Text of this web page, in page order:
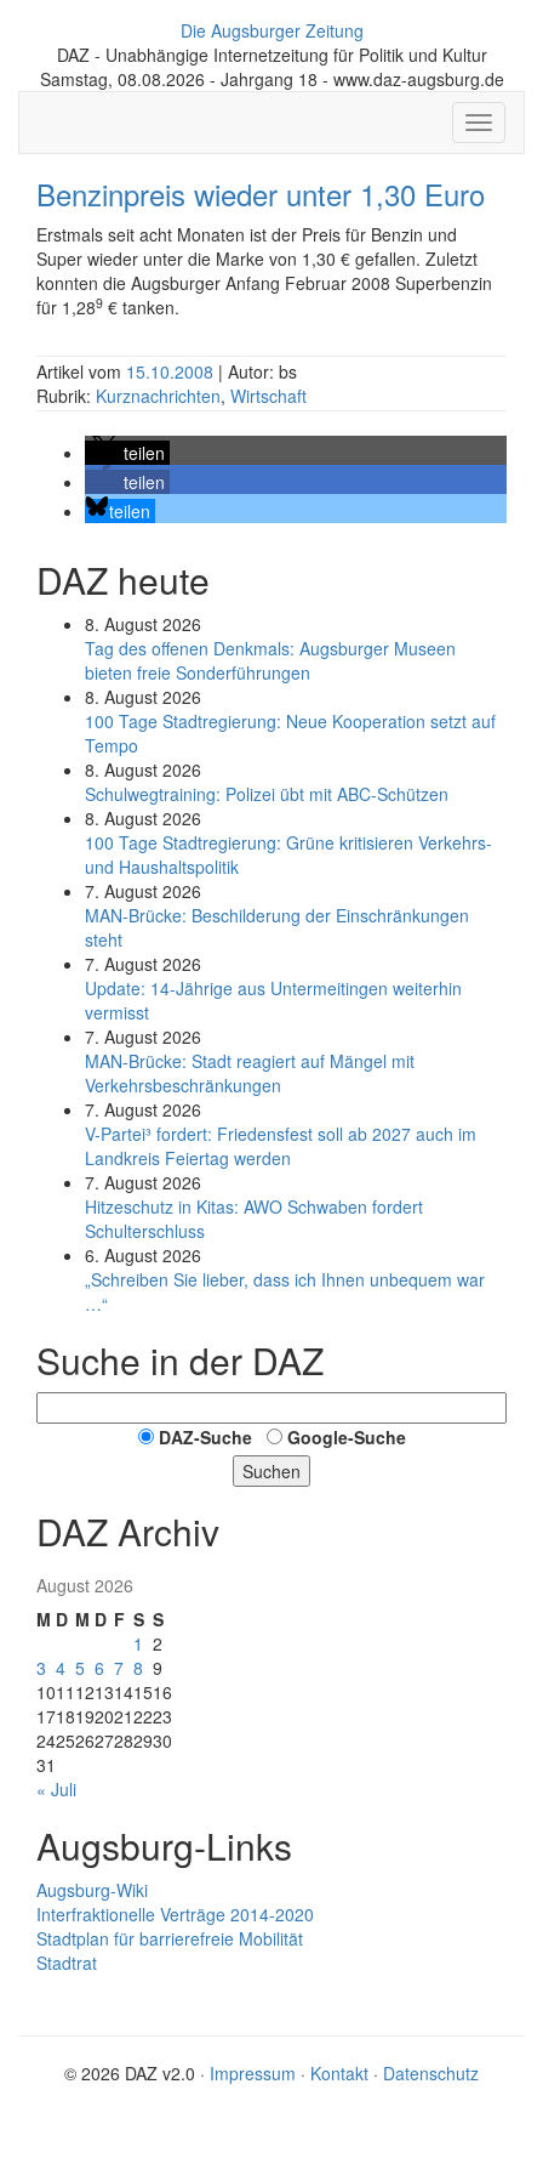
Die Augsburger Zeitung
DAZ - Unabhängige Internetzeitung für Politik und Kultur
Samstag, 08.08.2026 - Jahrgang 18 - www.daz-augsburg.de
Toggle
Benzinpreis wieder unter 1,30 Euro
Erstmals seit acht Monaten ist der Preis für Benzin und
Super wieder unter die Marke von 1,30 € gefallen. Zuletzt
konnten die Augsburger Anfang Februar 2008 Superbenzin
für 1,289 € tanken.
Artikel vom 15.10.2008 | Autor: bs
Rubrik: Kurznachrichten, Wirtschaft
teilen
teilen
teilen
DAZ heute
8. August 2026
Tag des offenen Denkmals: Augsburger Museen
bieten freie Sonderführungen
8. August 2026
100 Tage Stadtregierung: Neue Kooperation setzt auf
Tempo
8. August 2026
Schul­weg­trai­ning: Poli­zei übt mit ABC-Schüt­zen
8. August 2026
100 Tage Stadtregierung: Grüne kritisieren Verkehrs-
und Haushaltspolitik
7. August 2026
MAN-Brücke: Beschilderung der Einschränkungen
steht
7. August 2026
Update: 14-Jährige aus Untermeitingen weiterhin
vermisst
7. August 2026
MAN-Brücke: Stadt reagiert auf Mängel mit
Verkehrsbeschränkungen
7. August 2026
V-Partei­³ fordert: Friedens­fest soll ab 2027 auch im
Land­kreis Feier­tag werden
7. August 2026
Hitzeschutz in Kitas: AWO Schwaben fordert
Schulterschluss
6. August 2026
„Schreiben Sie lieber, dass ich Ihnen unbequem war
…“
Suche in der DAZ
DAZ-Suche
Google-Suche
Suchen
DAZ Archiv
August 2026
M D M D F S S
1 2
3 4 5 6 7 8 9
1011 1213141516
17181920212223
24252627282930
31
« Juli
Augsburg-Links
Augsburg-Wiki
Interfraktionelle Verträge 2014-2020
Stadtplan für barrierefreie Mobilität
Stadtrat
© 2026 DAZ v2.0 · Impressum · Kontakt · Datenschutz